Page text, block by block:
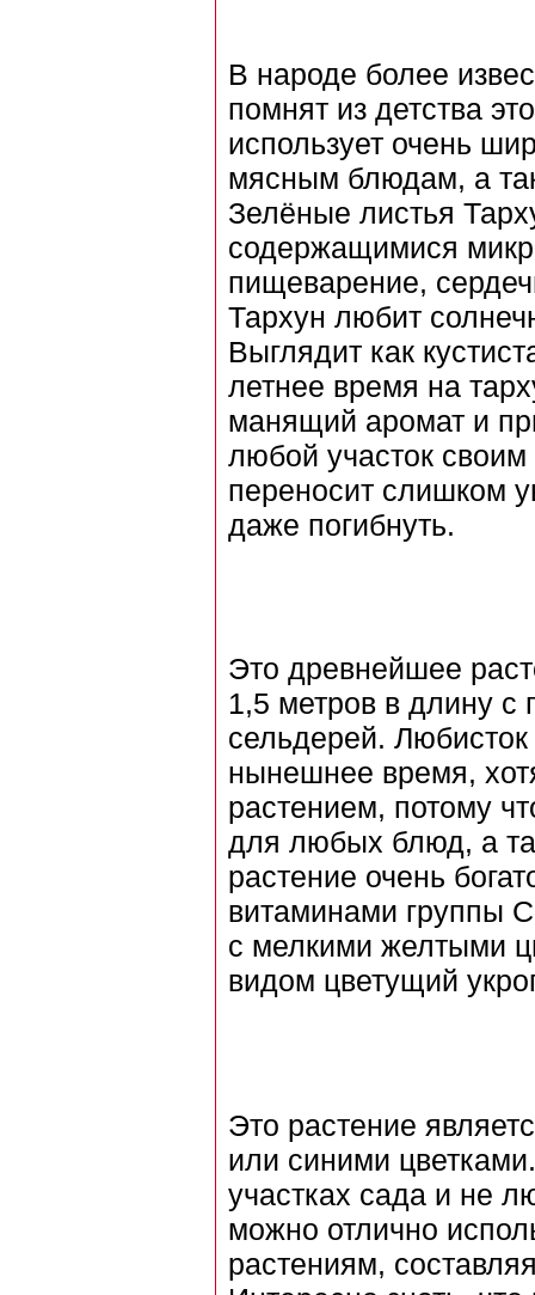
В народе более
помнят из детства
использует очень
мясным блюдам, а
Зелёные листья
содержащимися
пищеварение,
Тархун любит
Выглядит как
летнее время на
манящий аромат и
любой участок
переносит слишком
даже погибнуть.
Это древнейшее
1,5 метров в длину с
сельдерей.
нынешнее время,
растением, потому
для любых блюд, а
растение очень
витаминами группы
с мелкими желтыми
видом цветущий
Это растение
или синими
участках сада и не
можно отлично
растениям,